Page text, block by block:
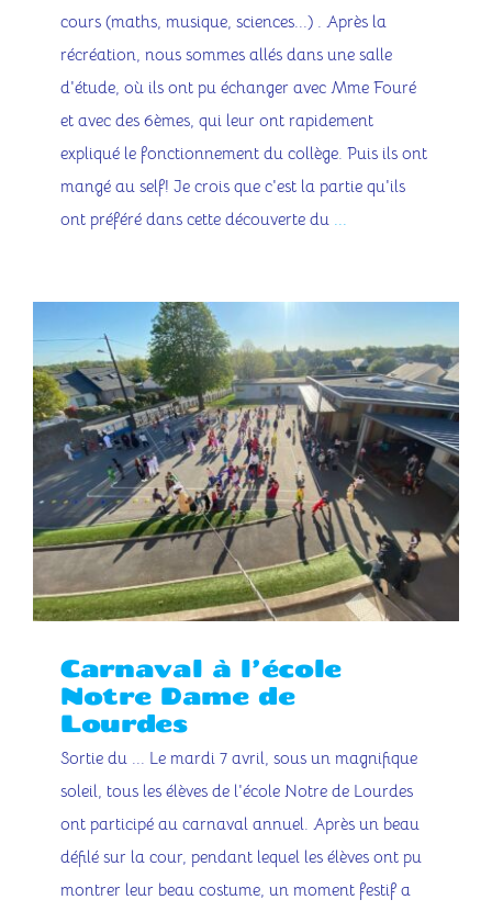
cours (maths, musique, sciences...) . Après la
récréation, nous sommes allés dans une salle
d'étude, où ils ont pu échanger avec Mme Fouré
et avec des 6èmes, qui leur ont rapidement
expliqué le fonctionnement du collège. Puis ils ont
mangé au self! Je crois que c'est la partie qu'ils
ont préféré dans cette découverte du ...
Carnaval à l’école
Notre Dame de
Lourdes
Sortie du ... Le mardi 7 avril, sous un magnifique
soleil, tous les élèves de l'école Notre de Lourdes
ont participé au carnaval annuel. Après un beau
défilé sur la cour, pendant lequel les élèves ont pu
montrer leur beau costume, un moment festif a